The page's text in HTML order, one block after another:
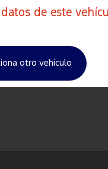
datos de este
otro vehículo